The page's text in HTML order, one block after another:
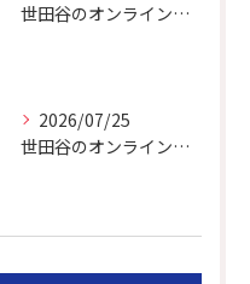
世田谷のオンライン肉屋は厳選輸入牛を取り扱っています。
2026/07/25
世田谷のオンライン肉屋の輸入牛は特別です。